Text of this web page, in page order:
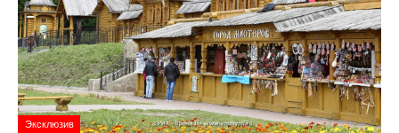
Эксклюзив